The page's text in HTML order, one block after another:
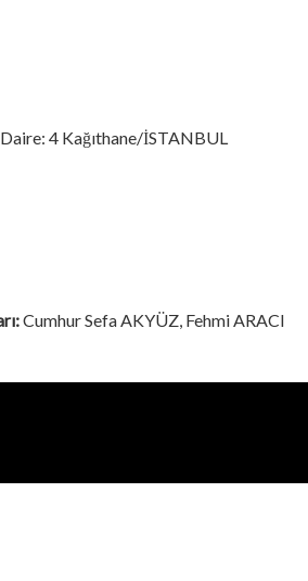
4 Kağıthane/İSTANBUL
Cumhur Sefa AKYÜZ, Fehmi ARACI